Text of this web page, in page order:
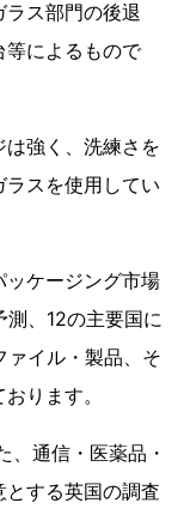
ス部門の後退
等によるもので
は強く、洗練さを
スを使用してい
ケージング市場
測、12の主要国に
ァイル・製品、そ
ります。
、通信・医薬品・
する英国の調査